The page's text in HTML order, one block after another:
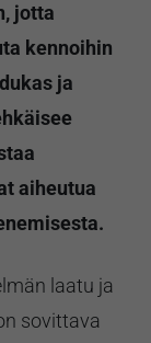
jotta
kennoihin
ja
aiheutua
laatu ja
sovittava